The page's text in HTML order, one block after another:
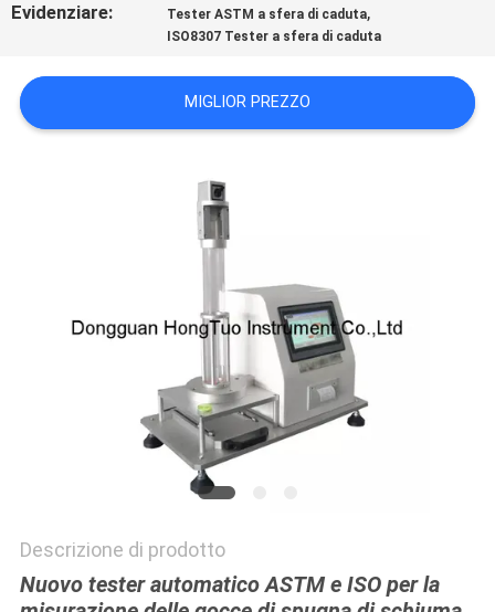
DEL
SITO
PRIVACY
Evidenziare: Tester ASTM a sfera di caduta,
ISO8307 Tester a sfera di caduta
MIGLIOR PREZZO
Descrizione di prodotto
Nuovo tester automatico ASTM e ISO per la